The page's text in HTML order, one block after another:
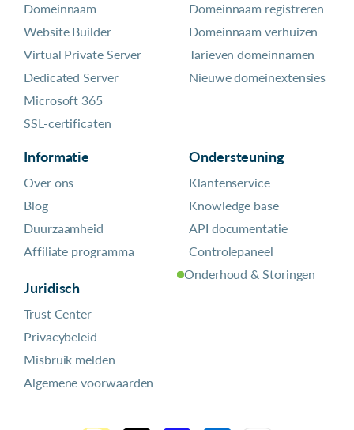
Domeinnaam
Website Builder
Virtual Private Server
Dedicated Server
Microsoft 365
SSL-certificaten
Domeinnaam registreren
Domeinnaam verhuizen
Tarieven domeinnamen
Nieuwe domeinextensies
Informatie
Over ons
Blog
Duurzaamheid
Affiliate programma
Juridisch
Trust Center
Privacybeleid
Misbruik melden
Algemene voorwaarden
Ondersteuning
Klantenservice
Knowledge base
API documentatie
Controlepaneel
Onderhoud & Storingen